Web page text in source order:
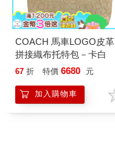
COACH 馬車LOGO皮革
拼接織布托特包－卡白
67 折 特價 6680 元
加入購物車